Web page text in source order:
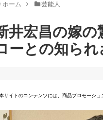
ホーム 芸能人
井宏昌の嫁の
ーとの知ら
サイトのコンテンツには、商品プロモーショ